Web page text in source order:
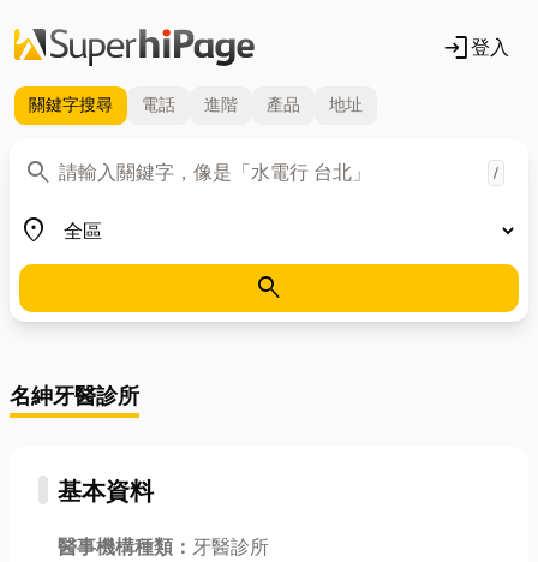
login登入
關鍵字搜尋 電話 進階 產品 地址
search
關鍵字 /
place
地區
search
名紳牙醫診所
基本資料
醫事機構種類： 牙醫診所